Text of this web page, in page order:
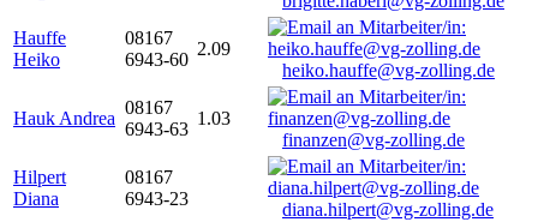
Hauffe
Heiko
08167
6943-60
2.09
heiko.hauffe@vg-zolling.de
Hauk Andrea
08167
6943-63
1.03
finanzen@vg-zolling.de
Hilpert
Diana
08167
6943-23
diana.hilpert@vg-zolling.de